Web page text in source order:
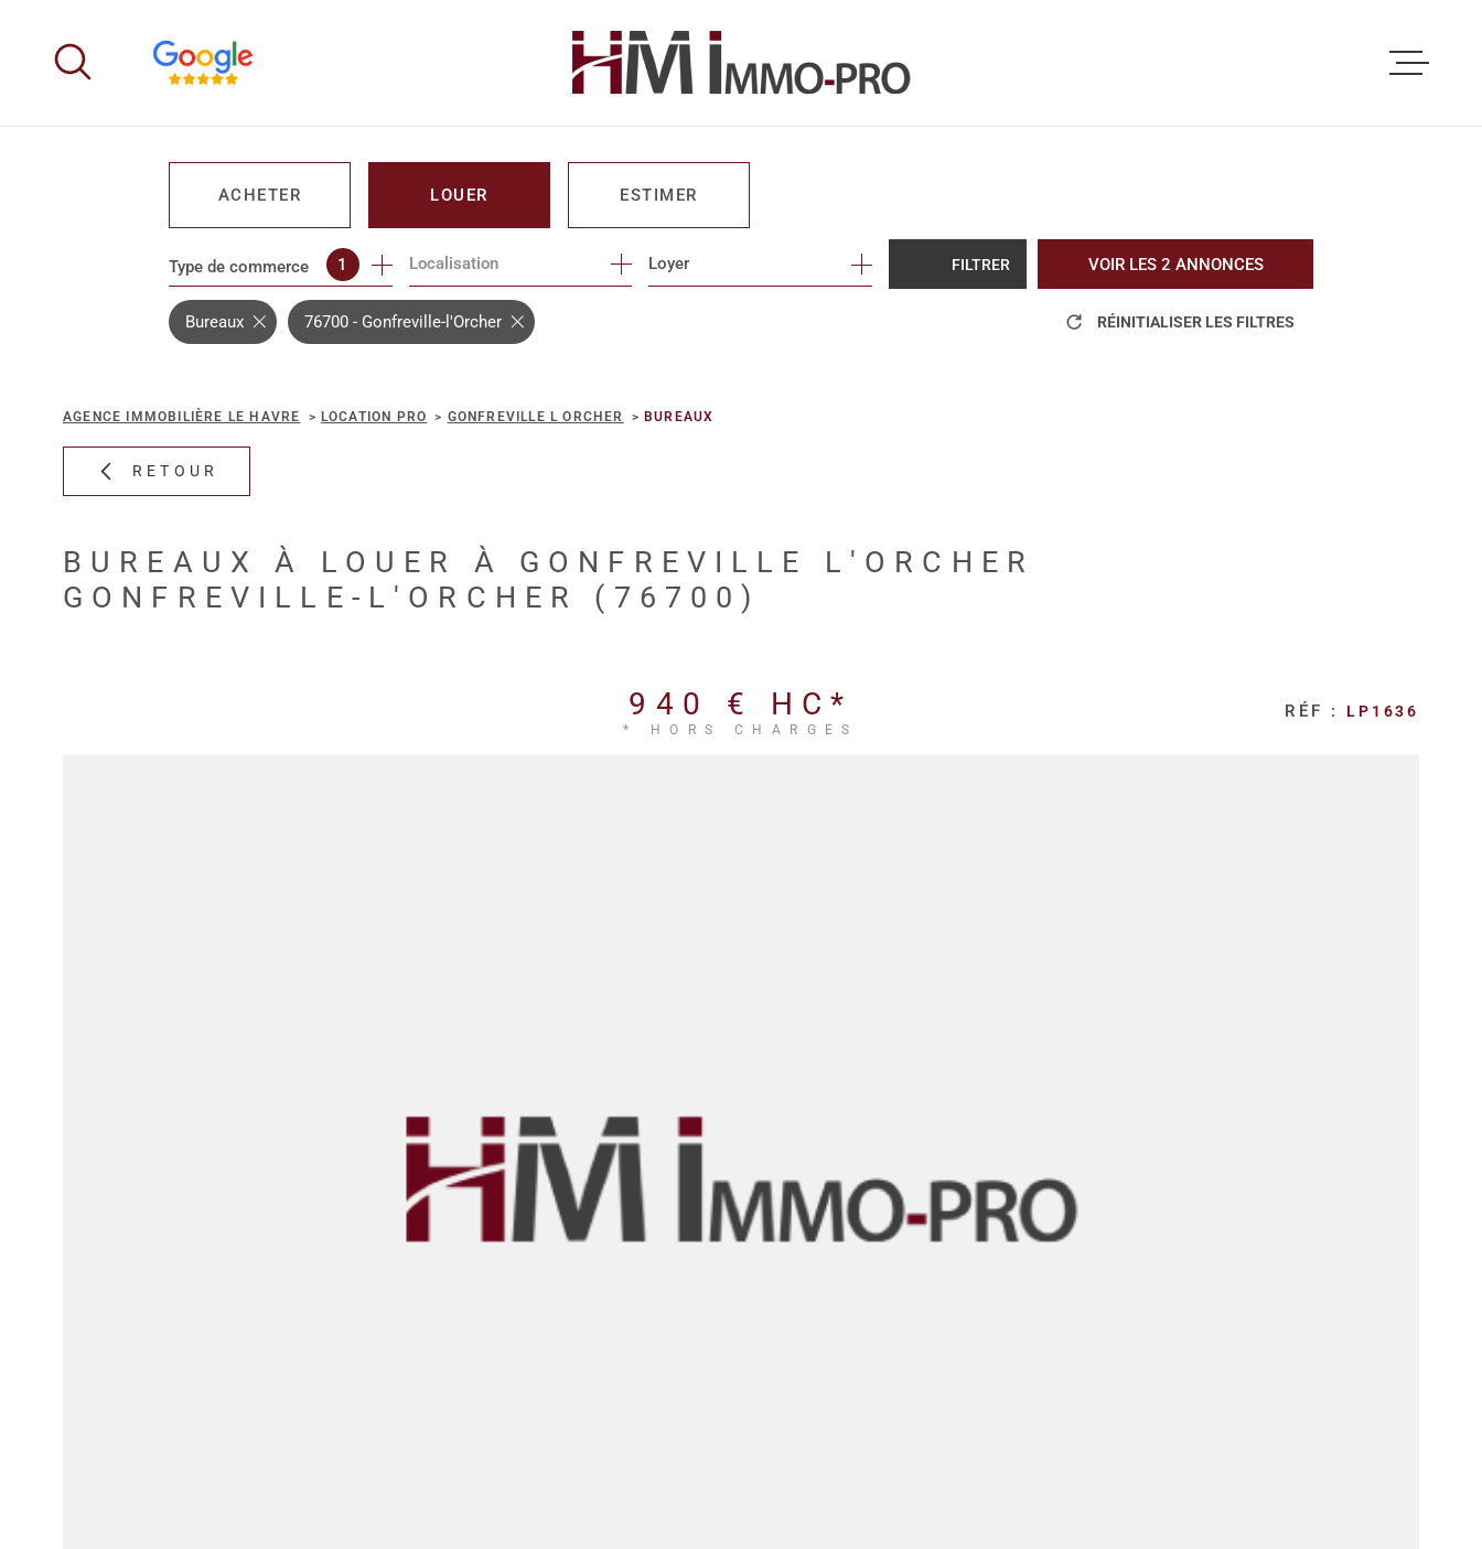
contenu
ACHETER
DE L'IMMO PRO
LOUER
DE L'IMMO PRO
ESTIMER
Type de commerce 1 Localisation Loyer FILTRER VOIR LES 2 ANNONCES
Bureaux 76700 - Gonfreville-l'Orcher RÉINITIALISER LES FILTRES
AGENCE IMMOBILIÈRE LE HAVRE LOCATION PRO GONFREVILLE L ORCHER BUREAUX
RETOUR
BUREAUX À LOUER À GONFREVILLE L'ORCHER
GONFREVILLE-L'ORCHER (76700)
940 € HC*
* HORS CHARGES
RÉF : LP1636